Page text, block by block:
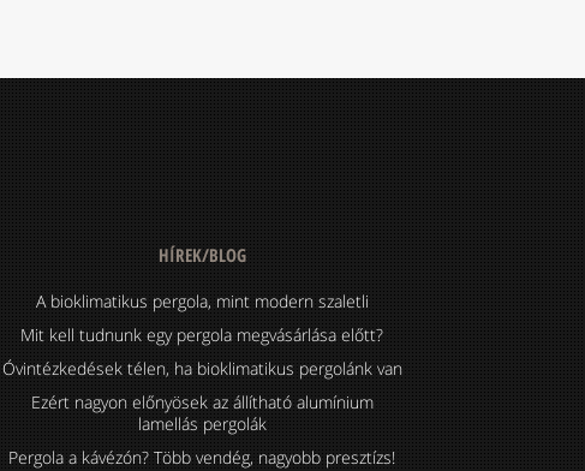
HÍREK/BLOG
A bioklimatikus pergola, mint modern szaletli
Mit kell tudnunk egy pergola megvásárlása előtt?
Óvintézkedések télen, ha bioklimatikus pergolánk van
Ezért nagyon előnyösek az állítható alumínium
lamellás pergolák
Pergola a kávézón? Több vendég, nagyobb presztízs!